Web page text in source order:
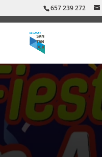
657 239 272